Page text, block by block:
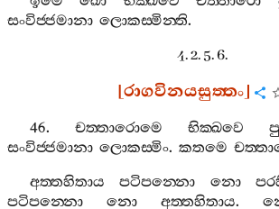
සංවිජ‍්ජමානා ලොකස‍්මින‍්ති.
4. 2. 5. 6.
[රාගවිනයසුත‍්තං]
46. චත‍්තාරොමෙ භික‍්ඛවෙ
සංවිජ‍්ජමානා ලොකස‍්මිං. කතමෙ
අත‍්තහිතාය
පටිපන‍්නො නො
පටිපන‍්නො
නො අත‍්තහිතාය.